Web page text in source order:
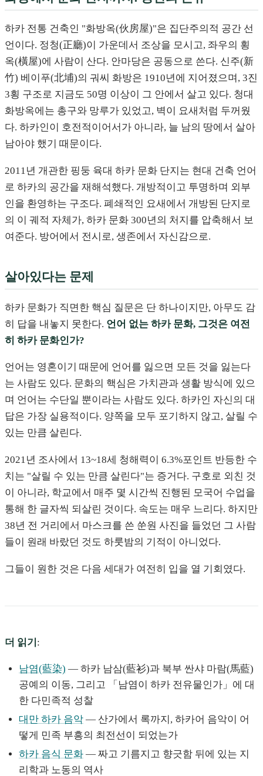
하카 전통 건축인 "화방옥(伙房屋)"은 집단주의적 공간 선
언이다. 정청(正廳)이 가운데서 조상을 모시고, 좌우의 횡
옥(橫屋)에 사람이 산다. 안마당은 공동으로 쓴다. 신주(新
竹) 베이푸(北埔)의 궈씨 화방은 1910년에 지어졌으며, 3진
3횡 구조로 지금도 50명 이상이 그 안에서 살고 있다. 청대
화방옥에는 총구와 망루가 있었고, 벽이 요새처럼 두꺼웠
다. 하카인이 호전적이어서가 아니라, 늘 남의 땅에서 살아
남아야 했기 때문이다.
2011년 개관한 핑둥 육대 하카 문화 단지는 현대 건축 언어
로 하카의 공간을 재해석했다. 개방적이고 투명하며 외부
인을 환영하는 구조다. 폐쇄적인 요새에서 개방된 단지로
의 이 궤적 자체가, 하카 문화 300년의 처지를 압축해서 보
여준다. 방어에서 전시로, 생존에서 자신감으로.
살아있다는 문제
하카 문화가 직면한 핵심 질문은 단 하나이지만, 아무도 감
히 답을 내놓지 못한다. 언어 없는 하카 문화, 그것은 여전
히 하카 문화인가?
언어는 영혼이기 때문에 언어를 잃으면 모든 것을 잃는다
는 사람도 있다. 문화의 핵심은 가치관과 생활 방식에 있으
며 언어는 수단일 뿐이라는 사람도 있다. 하카인 자신의 대
답은 가장 실용적이다. 양쪽을 모두 포기하지 않고, 살릴 수
있는 만큼 살린다.
2021년 조사에서 13~18세 청해력이 6.3%포인트 반등한 수
치는 "살릴 수 있는 만큼 살린다"는 증거다. 구호로 외친 것
이 아니라, 학교에서 매주 몇 시간씩 진행된 모국어 수업을
통해 한 글자씩 되살린 것이다. 속도는 매우 느리다. 하지만
38년 전 거리에서 마스크를 쓴 쑨원 사진을 들었던 그 사람
들이 원래 바랐던 것도 하룻밤의 기적이 아니었다.
그들이 원한 것은 다음 세대가 여전히 입을 열 기회였다.
더 읽기 :
남염(藍染) — 하카 남삼(藍衫)과 북부 싼샤 마람(馬藍)
공예의 이동, 그리고 「남염이 하카 전유물인가」에 대
한 다민족적 성찰
대만 하카 음악 — 산가에서 록까지, 하카어 음악이 어
떻게 민족 부흥의 최전선이 되었는가
하카 음식 문화 — 짜고 기름지고 향긋함 뒤에 있는 지
리학과 노동의 역사